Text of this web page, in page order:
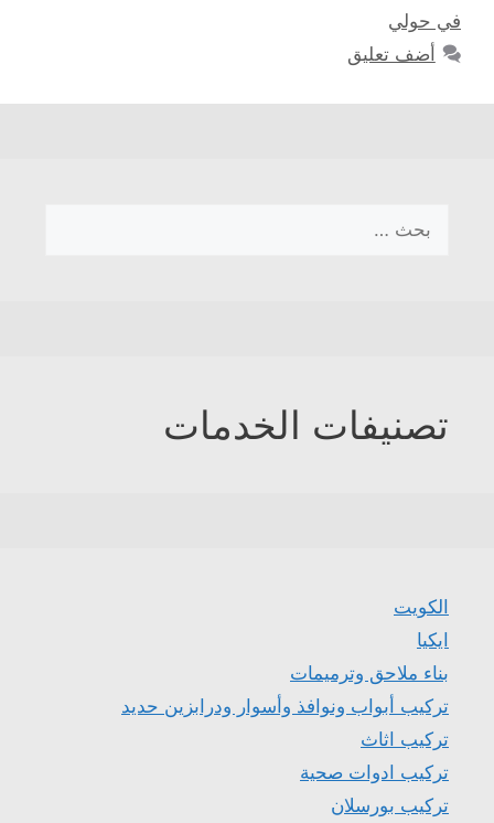
في حولي
أضف تعليق
عن:
تصنيفات الخدمات
الكويت
ايكيا
بناء ملاحق وترميمات
تركيب أبواب ونوافذ وأسوار ودرابزين حديد
تركيب اثاث
تركيب ادوات صحية
تركيب بورسلان